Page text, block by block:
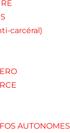
carcéral)
AUTONOMES